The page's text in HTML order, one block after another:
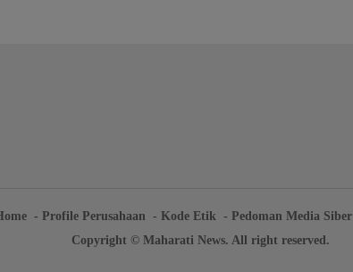
Profile Perusahaan Kode Etik Pedoman Media Siber
Copyright © Maharati News. All right reserved.